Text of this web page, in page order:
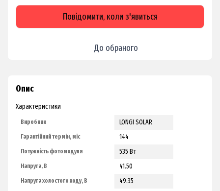
Повідомити, коли з'явиться
До обраного
Опис
Характеристики
Виробник LONGI SOLAR
Гарантійний термін, міс 144
Потужність фотомодуля 535 Вт
Напруга, В 41.50
Напруга холостого ходу, В 49.35